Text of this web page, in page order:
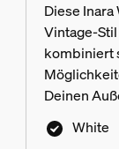
Diese
Vintage-
kombiniert
Deinen
dessen
werden kann.
White